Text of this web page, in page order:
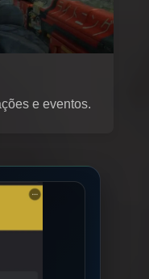
e eventos.